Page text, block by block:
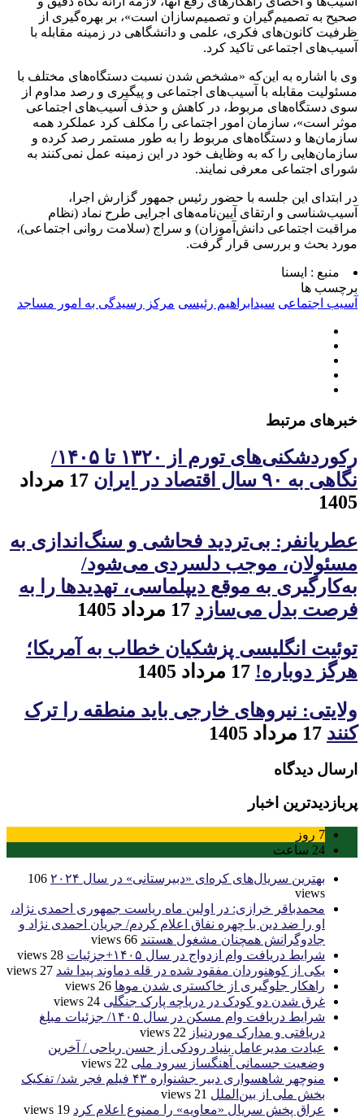
صحیح به تصمیم‌گیران و تصمیم‌سازان است»، بر بهره‌گیری از
ظرفیت کانون‌های فکری، علمی و دانشگاهی در زمینه مقابله با
آسیب‌های اجتماعی تاکید کرد.
وی با اشاره به این‌که «مشخص شدن نسبت دستگاه‌های مختلف با
مسئولیت مقابله با آسیب‌های اجتماعی و پیگیری و رصد مداوم از
سوی دستگاه‌های مربوط، در کاهش و حذف آسیب‌های اجتماعی
موثر است»، سازمان امور اجتماعی را مکلف کرد عملکرد همه
سازمان‌ها و دستگاه‌های مربوط را به طور مستمر رصد کرده و
سازمان‌هایی را که به وظایف خود در این زمینه عمل نمی‌کنند به
شورای اجتماعی معرفی نمایند.
در ابتدای این جلسه با حضور رئیس جمهور گزارش اجرا،
آسیب‌شناسی و ارتقای آیین‌نامه‌های اجرایی طرح نماد (نظام
مراقبت اجتماعی دانش‌آموزان) و سراج (سلامت روانی اجتماعی)،
مورد بحث و بررسی قرار گرفت.
منبع : ایسنا
برچسب ها
آسیب اجتماعی سیدابراهیم رئیسی مرکز رسیدگی به امور مساجد
خبرهای مرتبط
رکوردشکنی‌های تورم از ۱۳۲۰ تا ۱۴۰۵/
نگاهی به ۹۰ سال اقتصاد در ایران
17 مرداد
1405
عطریانفر: بی‌تردید فحاشی و سنگ‌اندازی به
مسئولان، موجب دلسردی می‌شود/
به‌کارگیری به موقع دیپلماسی، تهدیدها را به
فرصت بدل می‌سازد
توئیت انگلیسی پزشکیان خطاب به آمریکا؛
هرگز دوباره!
ولایتی: نیروهای خارجی باید منطقه را ترک
کنند
ارسال دیدگاه
پربازدیدترین اخبار
7 روز
24 ساعت
بهترین سریال‌های کره‌ای «دبیرستانی» در سال ۲۰۲۴
106
views
محمدباقر خرازی: در اولین ماه ریاست جمهوری احمدی نژاد،
او را ضد دین با چهره نفاق اعلام کردم/ جریان احمدی نژاد و
جادوگرانش همچنان مشغول هستند 66 views
شرایط دریافت وام ازدواج در سال ۱۴۰۵+جزئیات
28 views
یکی از کوهنوردان مفقود شده در قله دماوند پیدا شد 27 views
راهکار جلوگیری از خاکستری شدن موها 26 views
غرق شدن دو کودک در دریاچه پارک جنگلی 24 views
شرایط دریافت وام مسکن در سال ۱۴۰۵/ جزئیات مبلغ
دریافتی و مدارک موردنیاز 22 views
عیادت مدیرعامل بنیاد رودکی از حسن ریاحی / آخرین
وضعیت جسمانی آهنگساز سرود ملی 22 views
منوچهر شاهسواری دبیر جشنواره ۴۳ فیلم فجر شد/ تفکیک
بخش ملی از بین‌الملل 21 views
عراق پخش سریال «معاویه» را ممنوع اعلام کرد 19 views